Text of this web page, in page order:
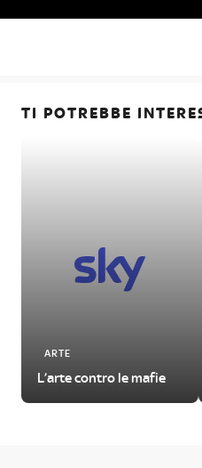
TI POTREBBE
ARTE
L’arte contro le mafie